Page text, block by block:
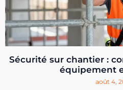
Sécurité sur chantier :
équipement
août 4,